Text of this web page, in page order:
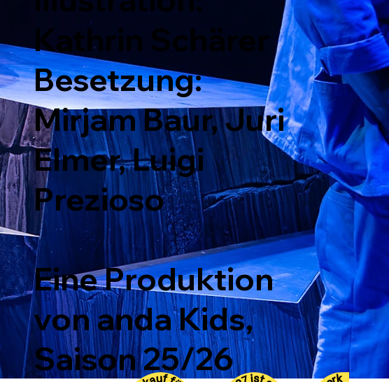
Kathrin Schärer
Besetzung:
Mirjam Baur, Juri
Elmer, Luigi
Prezioso
Eine Produktion
von anda Kids,
Saison 25/26